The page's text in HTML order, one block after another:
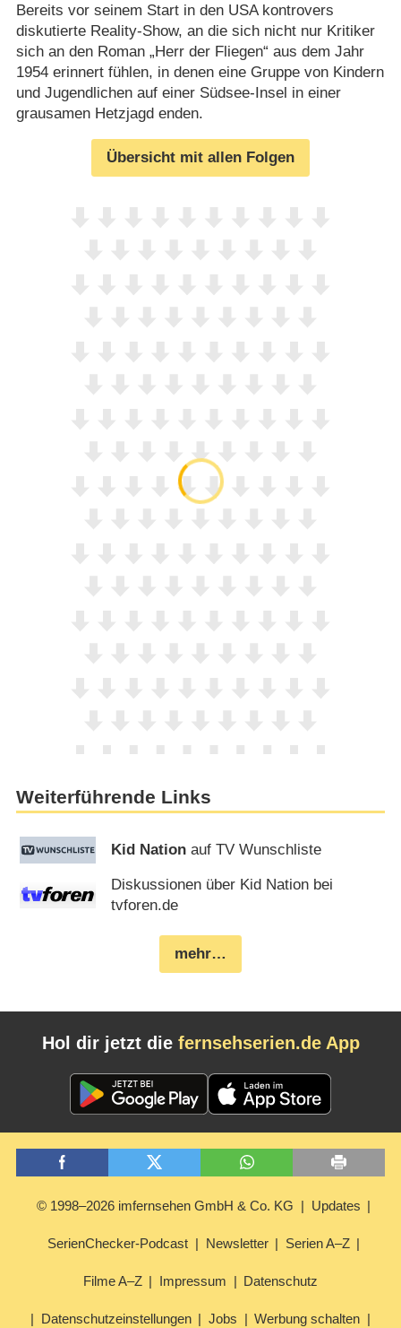
Bereits vor seinem Start in den USA kontrovers
diskutierte Reality-Show, an die sich nicht nur Kritiker
sich an den Roman „Herr der Fliegen“ aus dem Jahr
1954 erinnert fühlen, in denen eine Gruppe von Kindern
und Jugendlichen auf einer Südsee-Insel in einer
grausamen Hetzjagd enden.
Übersicht mit allen Folgen
Weiterführende Links
Kid Nation auf TV Wunschliste
Diskussionen über Kid Nation bei
tvforen.de
mehr…
Hol dir jetzt die fernsehserien.de App
© 1998–2026 imfernsehen GmbH & Co. KG Updates
SerienChecker-Podcast Newsletter Serien A–Z
Filme A–Z Impressum Datenschutz
Datenschutzeinstellungen Jobs Werbung schalten